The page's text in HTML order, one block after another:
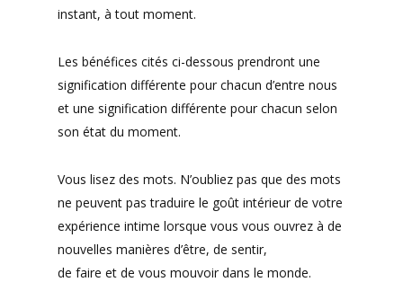
instant, à tout moment.
Les bénéfices cités ci-dessous prendront une
signification différente pour chacun d’entre nous
et une signification différente pour chacun selon
son état du moment.
Vous lisez des mots. N’oubliez pas que des mots
ne peuvent pas traduire le goût intérieur de votre
expérience intime lorsque vous vous ouvrez à de
nouvelles manières d’être, de sentir,
de faire et de vous mouvoir dans le monde.